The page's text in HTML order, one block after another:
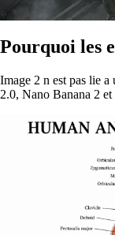
Pourquoi les
Image 2 n est pas lie
2.0, Nano Banana 2